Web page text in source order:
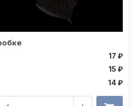
17 ₽
15 ₽
14 ₽